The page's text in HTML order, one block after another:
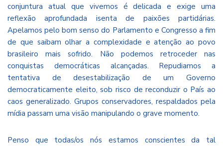
conjuntura atual que vivemos é delicada e exige uma
reflexão aprofundada isenta de paixões partidárias.
Apelamos pelo bom senso do Parlamento e Congresso a fim
de que saibam olhar a complexidade e atenção ao povo
brasileiro mais sofrido. Não podemos retroceder nas
conquistas democráticas alcançadas. Repudiamos a
tentativa de desestabilização de um Governo
democraticamente eleito, sob risco de reconduzir o País ao
caos generalizado. Grupos conservadores, respaldados pela
mídia passam uma visão manipulando o grave momento.
Penso que todas/os nós estamos conscientes da tal